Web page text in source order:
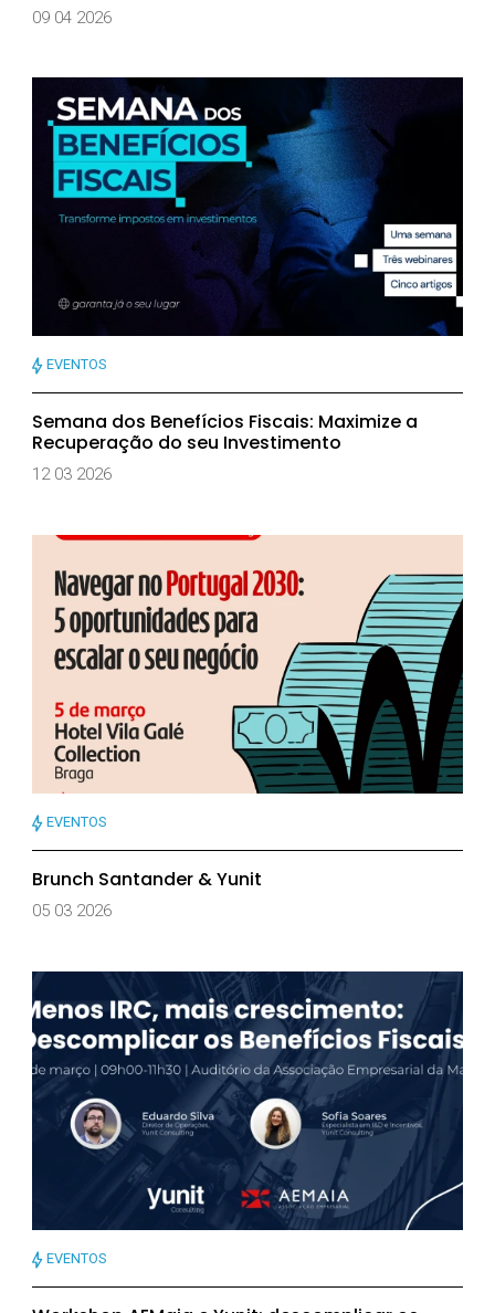
09 04 2026
EVENTOS
Semana dos Benefícios Fiscais: Maximize a
Recuperação do seu Investimento
12 03 2026
EVENTOS
Brunch Santander & Yunit
05 03 2026
EVENTOS